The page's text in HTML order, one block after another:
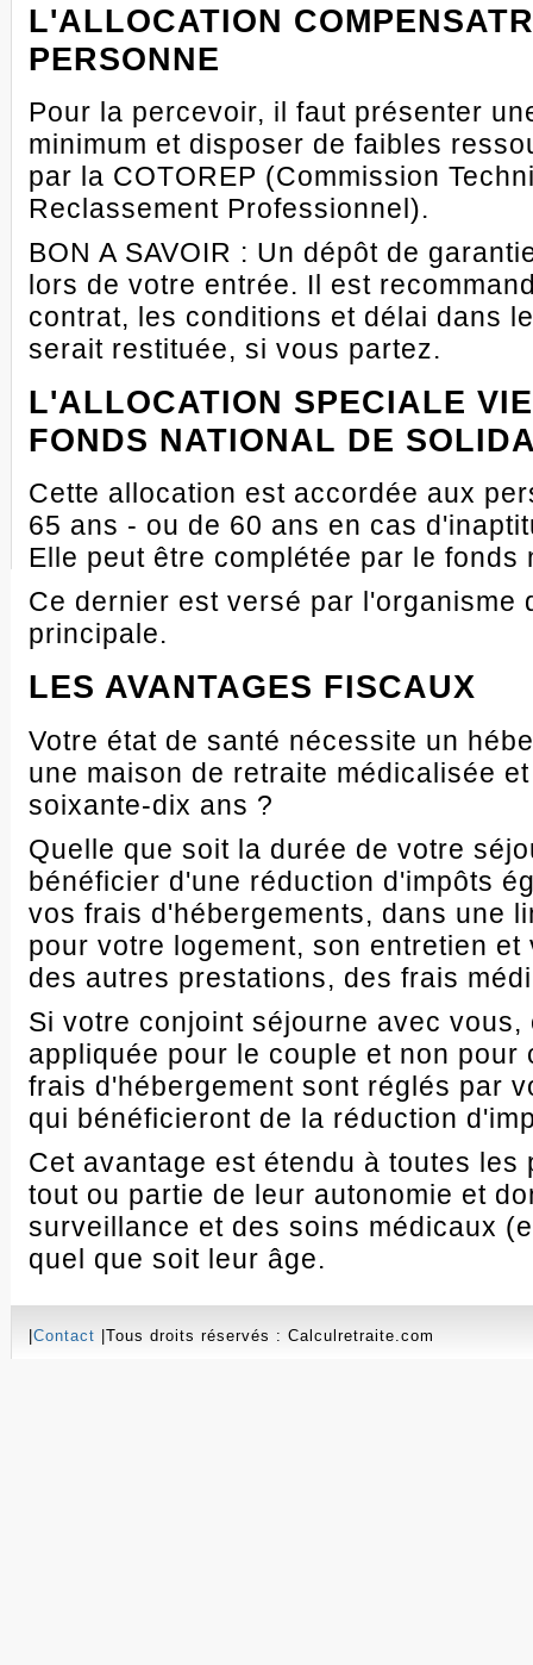
L'ALLOCATION
PERSONNE
Pour la percevoir, il faut présenter
minimum et disposer de faibles
par la COTOREP (Commission
Reclassement Professionnel).
BON A SAVOIR : Un dépôt de
lors de votre entrée. Il est
contrat, les conditions et délai dans
serait restituée, si vous partez.
L'ALLOCATION SPECIALE
FONDS NATIONAL DE
Cette allocation est accordée aux
65 ans - ou de 60 ans en cas
Elle peut être complétée par le fonds
Ce dernier est versé par l'organisme
principale.
LES AVANTAGES FISCAUX
Votre état de santé nécessite un
une maison de retraite médicalisée
soixante-dix ans ?
Quelle que soit la durée de votre
bénéficier d'une réduction d'impôts
vos frais d'hébergements, dans une
pour votre logement, son entretien
des autres prestations, des frais
Si votre conjoint séjourne avec
appliquée pour le couple et non pour
frais d'hébergement sont réglés par
qui bénéficieront de la réduction
Cet avantage est étendu à toutes
tout ou partie de leur autonomie et
surveillance et des soins médicaux
quel que soit leur âge.
|Contact |Tous droits réservés : Calculretraite.com